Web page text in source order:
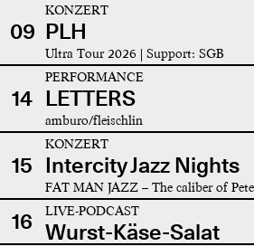
09
KONZERT
PLH
Ultra Tour 2026 | Support: SGB
14
PERFORMANCE
LETTERS
amburo/fleischlin
15
KONZERT
Intercity Jazz Nights
FAT MAN JAZZ – The caliber of
16 LIVE-PODCAST
Wurst-Käse-Salat